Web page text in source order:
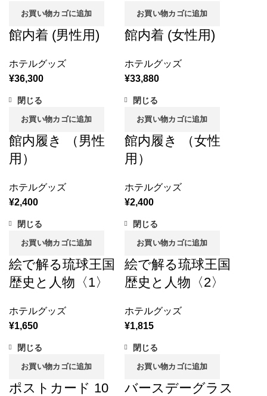
お買い物カゴに追加
館内着 (男性用)
ホテルグッズ
¥36,300
お買い物カゴに追加
館内着 (女性用)
ホテルグッズ
¥33,880
お買い物カゴに追加
閉じる
館内履き （男性
用）
ホテルグッズ
¥2,400
お買い物カゴに追加
閉じる
館内履き （女性
用）
ホテルグッズ
¥2,400
お買い物カゴに追加
閉じる
絵で解る琉球王国
歴史と人物〈1〉
ホテルグッズ
¥1,650
お買い物カゴに追加
閉じる
絵で解る琉球王国
歴史と人物〈2〉
ホテルグッズ
¥1,815
お買い物カゴに追加
閉じる
ポストカード 10
お買い物カゴに追加
閉じる
バースデーグラス